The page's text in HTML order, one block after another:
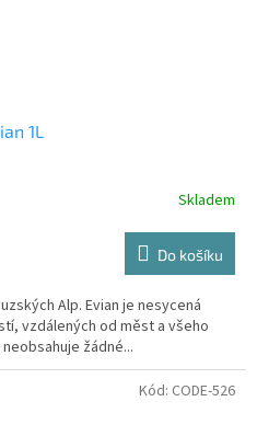
1L
Skladem
Do košíku
Alp. Evian je nesycená
vzdálených od měst a všeho
žádné...
Kód: CODE-526